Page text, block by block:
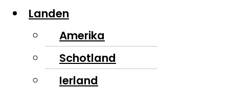
Landen
Amerika
Schotland
Ierland